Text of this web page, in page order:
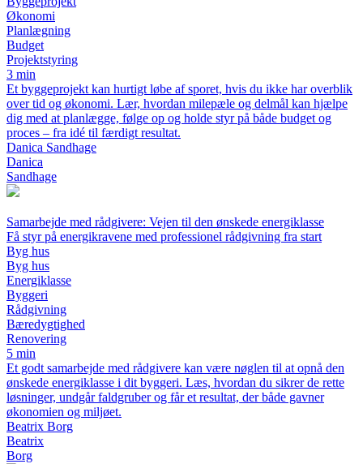
Økonomi
Planlægning
Budget
Projektstyring
3 min
Et byggeprojekt kan hurtigt løbe af sporet, hvis du ikke har overblik
over tid og økonomi. Lær, hvordan milepæle og delmål kan hjælpe
dig med at planlægge, følge op og holde styr på både budget og
proces – fra idé til færdigt resultat.
Danica Sandhage
Danica
Sandhage
Samarbejde med rådgivere: Vejen til den ønskede energiklasse
Få styr på energikravene med professionel rådgivning fra start
Byg hus
Byg hus
Energiklasse
Byggeri
Rådgivning
Bæredygtighed
Renovering
5 min
Et godt samarbejde med rådgivere kan være nøglen til at opnå den
ønskede energiklasse i dit byggeri. Læs, hvordan du sikrer de rette
løsninger, undgår faldgruber og får et resultat, der både gavner
økonomien og miljøet.
Beatrix Borg
Beatrix
Borg